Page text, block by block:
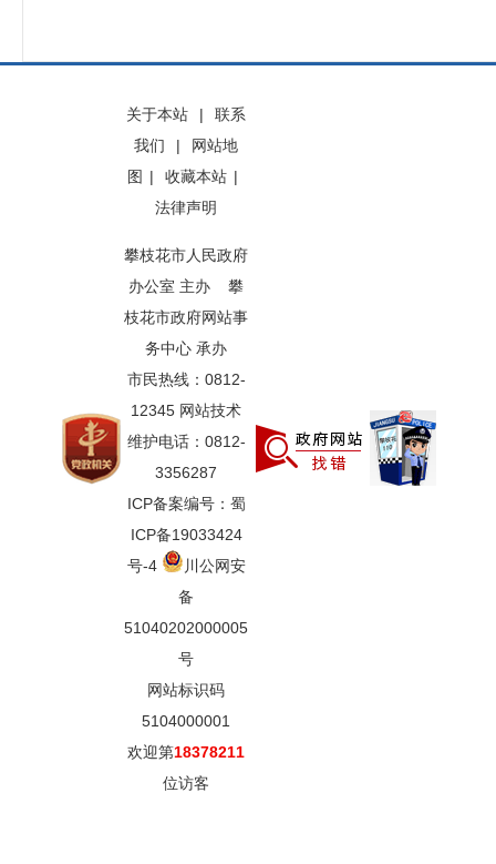
关于本站 |
联系
我们
|
网站地
图 | 收藏本站 |
法律声明
攀枝花市人民政府
办公室 主办 攀
枝花市政府网站事
务中心 承办
市民热线：0812-
12345 网站技术
维护电话：0812-
3356287
ICP备案编号：蜀
ICP备19033424
号-4
川公网安
备
51040202000005
号
网站标识码
5104000001
欢迎第18378211
位访客